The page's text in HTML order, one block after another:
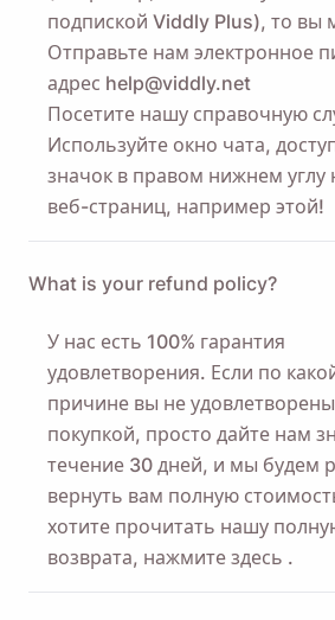
подпиской Viddly Plus), то вы
Отправьте нам электронное
адрес help@viddly.net
Посетите нашу справочную
Используйте окно чата,
значок в правом нижнем углу
веб-страниц, например этой!
What is your refund policy?
У нас есть 100% гарантия
удовлетворения. Если по
причине вы не
покупкой, просто дайте нам
течение 30 дней, и мы будем
вернуть вам полную
хотите прочитать нашу
возврата, нажмите здесь .